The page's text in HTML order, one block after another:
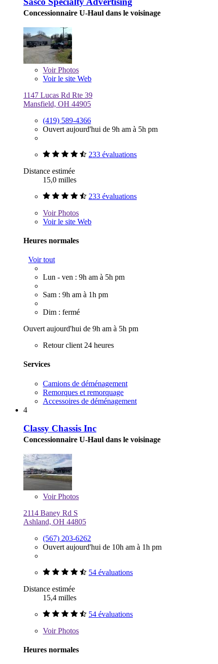
Concessionnaire U-Haul dans le voisinage
VoirPhotos
Voir le site Web
1147 Lucas Rd Rte 39
Mansfield, OH 44905
(419) 589-4366
Ouvert aujourd'hui de 9h am à 5h pm
233 évaluations
Distance estimée
15,0 milles
233 évaluations
VoirPhotos
Voir le site Web
Heures normales
Voir tout
Lun - ven : 9h am à 5h pm
Sam : 9h am à 1h pm
Dim : fermé
Ouvert aujourd'hui de 9h am à 5h pm
Retour client 24 heures
Services
Camions de déménagement
Remorques et remorquage
Accessoires de déménagement
4
Classy Chassis Inc
Concessionnaire U-Haul dans le voisinage
VoirPhotos
2114 Baney Rd S
Ashland, OH 44805
(567) 203-6262
Ouvert aujourd'hui de 10h am à 1h pm
54 évaluations
Distance estimée
15,4 milles
54 évaluations
VoirPhotos
Heures normales